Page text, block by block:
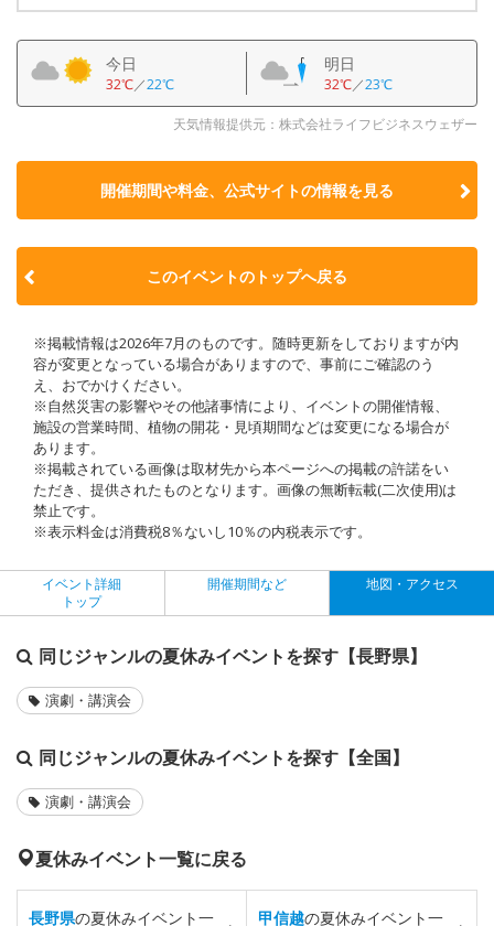
今日
32℃／22℃
明日
32℃／23℃
天気情報提供元：株式会社ライフビジネスウェザー
開催期間や料金、公式サイトの情報を見る
このイベントのトップへ戻る
※掲載情報は2026年7月のものです。随時更新をしておりますが内
容が変更となっている場合がありますので、事前にご確認のう
え、おでかけください。
※自然災害の影響やその他諸事情により、イベントの開催情報、
施設の営業時間、植物の開花・見頃期間などは変更になる場合が
あります。
※掲載されている画像は取材先から本ページへの掲載の許諾をい
ただき、提供されたものとなります。画像の無断転載(二次使用)は
禁止です。
※表示料金は消費税8％ないし10％の内税表示です。
イベント詳細
トップ
開催期間など 地図・アクセス
同じジャンルの夏休みイベントを探す【長野県】
演劇・講演会
同じジャンルの夏休みイベントを探す【全国】
演劇・講演会
夏休みイベント一覧に戻る
長野県の夏休みイベント一 甲信越の夏休みイベント一